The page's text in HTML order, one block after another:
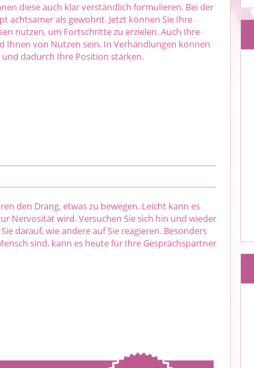
diese auch klar verständlich formulieren. Bei der
achtsamer als gewohnt. Jetzt können Sie Ihre
nutzen, um Fortschritte zu erzielen. Auch Ihre
Ihnen von Nutzen sein. In Verhandlungen können
dadurch Ihre Position stärken.
den Drang, etwas zu bewegen. Leicht kann es
Nervosität wird. Versuchen Sie sich hin und wieder
darauf, wie andere auf Sie reagieren. Besonders
sind, kann es heute für Ihre Gesprächspartner